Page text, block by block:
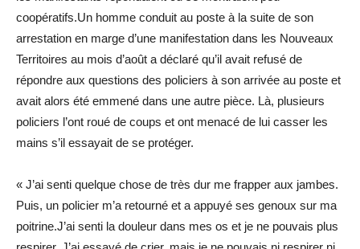
coopératifs.Un homme conduit au poste à la suite de son
arrestation en marge d’une manifestation dans les Nouveaux
Territoires au mois d’août a déclaré qu’il avait refusé de
répondre aux questions des policiers à son arrivée au poste et
avait alors été emmené dans une autre pièce. Là, plusieurs
policiers l’ont roué de coups et ont menacé de lui casser les
mains s’il essayait de se protéger.
« J’ai senti quelque chose de très dur me frapper aux jambes.
Puis, un policier m’a retourné et a appuyé ses genoux sur ma
poitrine.J’ai senti la douleur dans mes os et je ne pouvais plus